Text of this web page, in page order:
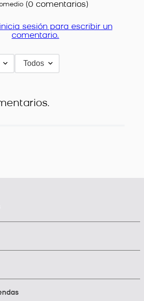
(0 comentarios)
sesión para escribir un
comentario.
Todos